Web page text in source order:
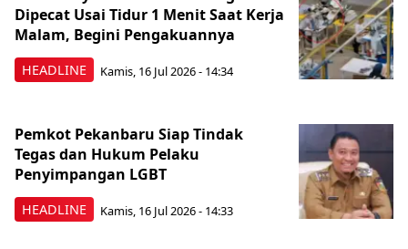
HEADLINE
Dipecat Usai Tidur 1 Menit Saat Kerja
Malam, Begini Pengakuannya
Kamis, 16 Jul 2026 - 14:34
HEADLINE
Pemkot Pekanbaru Siap Tindak
Tegas dan Hukum Pelaku
Penyimpangan LGBT
Kamis, 16 Jul 2026 - 14:33